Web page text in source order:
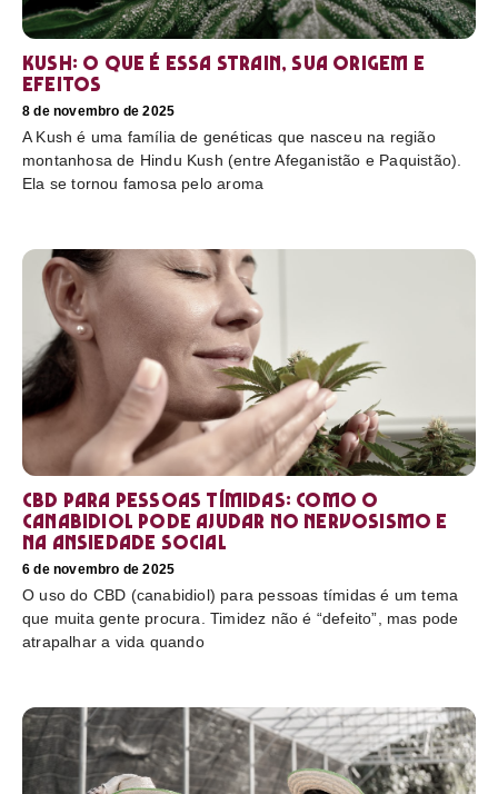
Kush: o que é essa strain, sua origem e
efeitos
8 de novembro de 2025
A Kush é uma família de genéticas que nasceu na região
montanhosa de Hindu Kush (entre Afeganistão e Paquistão).
Ela se tornou famosa pelo aroma
CBD para pessoas tímidas: como o
canabidiol pode ajudar no nervosismo e
na ansiedade social
6 de novembro de 2025
O uso do CBD (canabidiol) para pessoas tímidas é um tema
que muita gente procura. Timidez não é “defeito”, mas pode
atrapalhar a vida quando